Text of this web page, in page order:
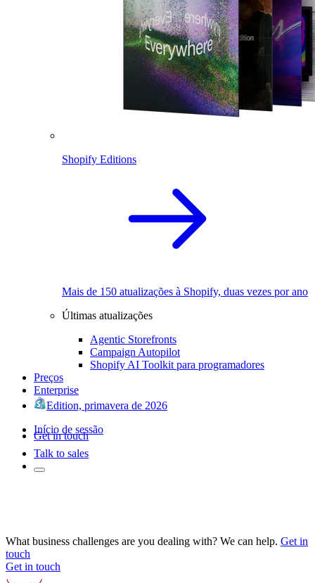
Shopify Editions
Mais de 150 atualizações à Shopify, duas vezes por ano
Últimas atualizações
Agentic Storefronts
Campaign Autopilot
Shopify AI Toolkit para programadores
Preços
Enterprise
Edition, primavera de 2026
Início de sessão
Get in touch
Talk to sales
What business challenges are you dealing with? We can help. Get in
touch
Get in touch